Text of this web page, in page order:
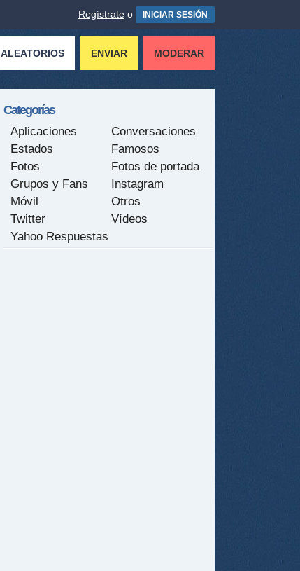
Regístrate o INICIAR SESIÓN
ALEATORIOS ENVIAR MODERAR
Categorías
Aplicaciones
Conversaciones
Estados
Famosos
Fotos
Fotos de portada
Grupos y Fans
Instagram
Móvil
Otros
Twitter
Vídeos
Yahoo Respuestas